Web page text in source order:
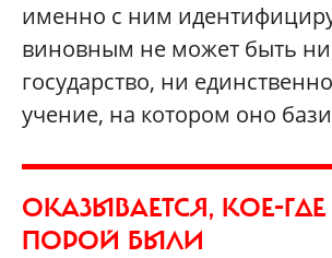
именно с ним
виновным не может быть
государство, ни
учение, на котором оно
ОКАЗЫВАЕТСЯ, КОЕ-
ПОРОЙ БЫЛИ